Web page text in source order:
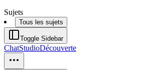
Sujets
Tous les sujets
Toggle Sidebar
ChatStudioDécouverte